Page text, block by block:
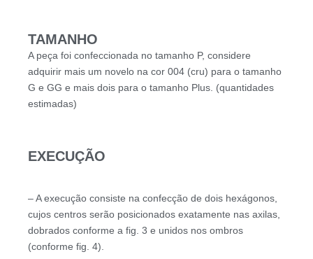
TAMANHO
A peça foi confeccionada no tamanho P, considere
adquirir mais um novelo na cor 004 (cru) para o tamanho
G e GG e mais dois para o tamanho Plus. (quantidades
estimadas)
EXECUÇÃO
– A execução consiste na confecção de dois hexágonos,
cujos centros serão posicionados exatamente nas axilas,
dobrados conforme a fig. 3 e unidos nos ombros
(conforme fig. 4).